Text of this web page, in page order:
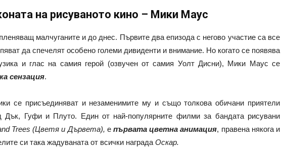
на рисуваното кино – Мики Маус
малчуганите и до днес. Първите два епизода с негово участие са все
да спечелят особено големи дивиденти и внимание. Но когато се появява
и глас на самия герой (озвучен от самия Уолт Дисни), Мики Маус се
сензация.
се присъединяват и незаменимите му и също толкова обичани приятели
Гуфи и Плуто. Един от най-популярните филми за бандата рисувани
Trees (Цветя и Дървета), е първата цветна анимация, правена някога и
си така жадуваната от всички награда Оскар.